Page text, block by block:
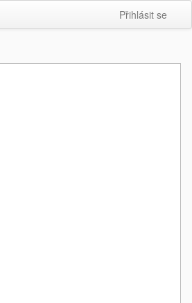
Přihlásit se